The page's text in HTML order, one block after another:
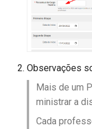
Observações
Mais de um
ministrar a
Cada